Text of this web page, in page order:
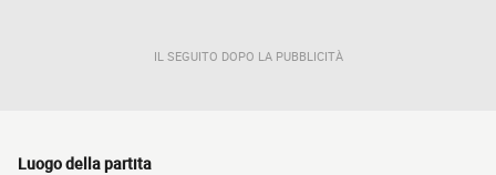
IL SEGUITO DOPO LA PUBBLICITÀ
Luogo della partita